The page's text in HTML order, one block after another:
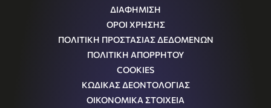
ΔΙΑΦΗΜΙΣΗ
ΟΡΟΙ ΧΡΗΣΗΣ
ΠΟΛΙΤΙΚΗ ΠΡΟΣΤΑΣΙΑΣ ΔΕΔΟΜΕΝΩΝ
ΠΟΛΙΤΙΚΗ ΑΠΟΡΡΗΤΟΥ
COOKIES
ΚΩΔΙΚΑΣ ΔΕΟΝΤΟΛΟΓΙΑΣ
ΟΙΚΟΝΟΜΙΚΑ ΣΤΟΙΧΕΙΑ